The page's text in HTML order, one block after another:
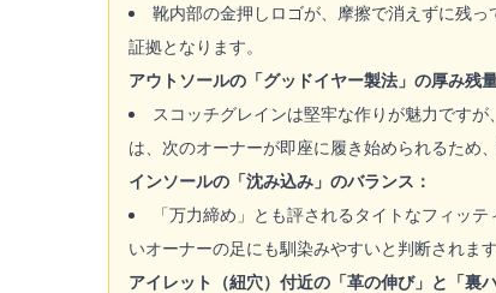
靴内部の金押しロゴが、摩擦で消えずに残
証拠となります。
アウトソールの「グッドイヤー製法」の厚み残
スコッチグレインは堅牢な作りが魅力です
は、次のオーナーが即座に履き始められるため
インソールの「沈み込み」のバランス：
「万力締め」とも評されるタイトなフィッ
いオーナーの足にも馴染みやすいと判断されます
アイレット（紐穴）付近の「革の伸び」と「裏